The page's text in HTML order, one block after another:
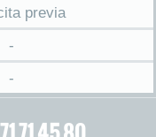
previa
-
-